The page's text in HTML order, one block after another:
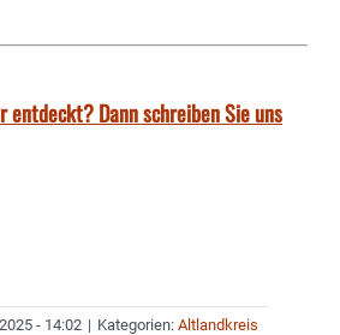
entdeckt? Dann schreiben Sie uns
- 14:02 | Kategorien: Altlandkreis